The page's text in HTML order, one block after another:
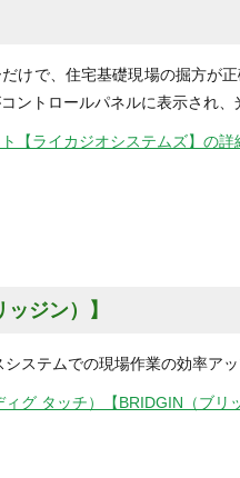
けで、住宅基礎現場の掘方が
ントロールパネルに表示され、
【ライカジオシステムズ】の詳
ジン）】
ステムでの現場作業の効率ア
ィグ タッチ）【BRIDGIN（ブリ